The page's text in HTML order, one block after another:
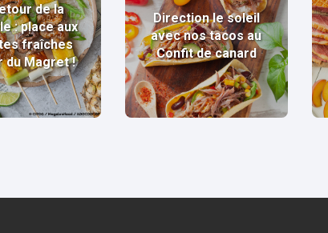
de la
: place aux
fraîches
du Magret !
Direction le soleil
avec nos tacos au
Confit de canard